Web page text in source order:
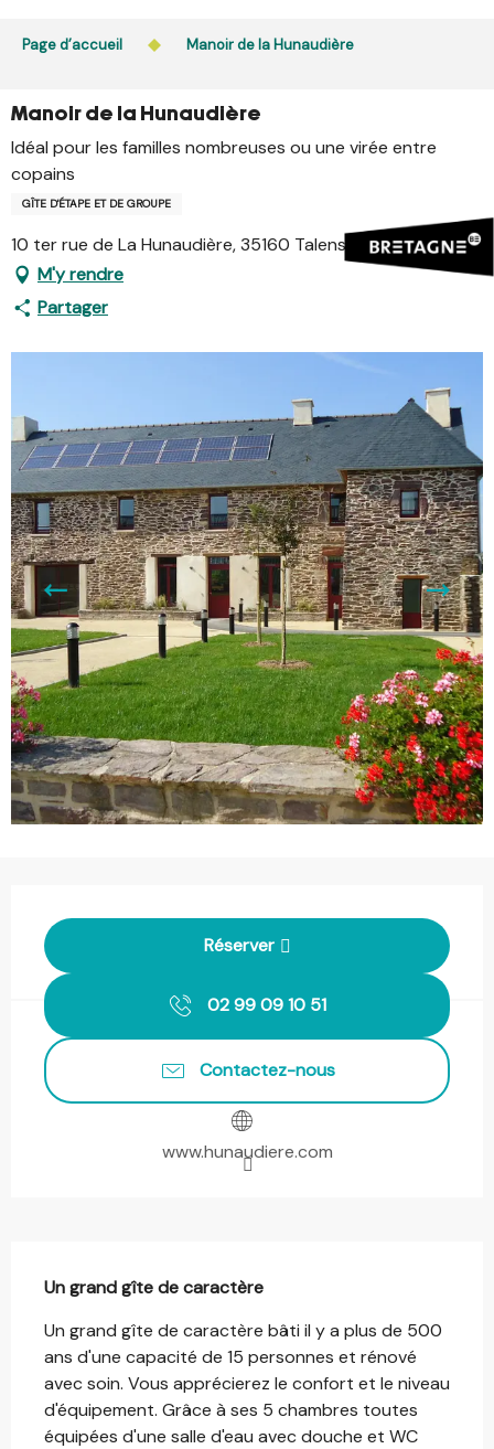
est interdit chaque jour de 21h à 5h en Ille-et-Vilaine et
En savoir plus
Page d’accueil Manoir de la Hunaudière
Manoir de la Hunaudière
Idéal pour les familles nombreuses ou une virée entre
copains
GÎTE D'ÉTAPE ET DE GROUPE
10 ter rue de La Hunaudière, 35160 Talensac
M'y rendre
Partager
Réserver
02 99 09 10 51
Contactez-nous
www.hunaudiere.com
Un grand gîte de caractère
Un grand gîte de caractère bâti il y a plus de 500
ans d'une capacité de 15 personnes et rénové
avec soin. Vous apprécierez le confort et le niveau
d'équipement. Grâce à ses 5 chambres toutes
équipées d'une salle d'eau avec douche et WC